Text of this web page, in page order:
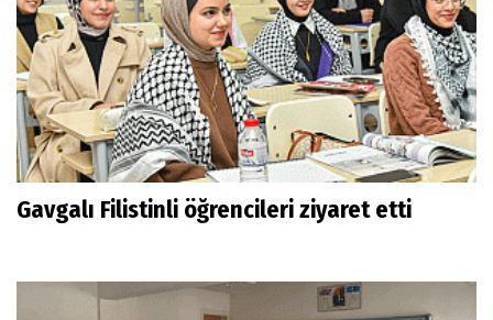
Gavgalı Filistinli öğrencileri ziyaret etti